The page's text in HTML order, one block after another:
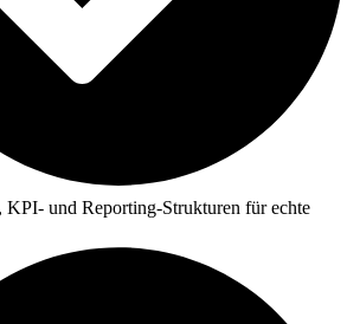
KPI- und Reporting-Strukturen für echte